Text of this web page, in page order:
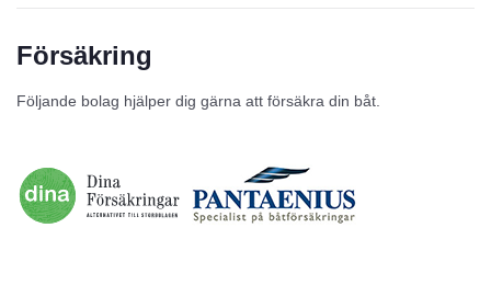
Försäkring
Följande bolag hjälper dig gärna att försäkra din båt.